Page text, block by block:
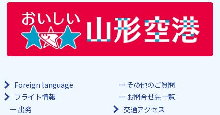
Foreign language
フライト情報
出発
その他のご質問
お問合せ先一覧
交通アクセス